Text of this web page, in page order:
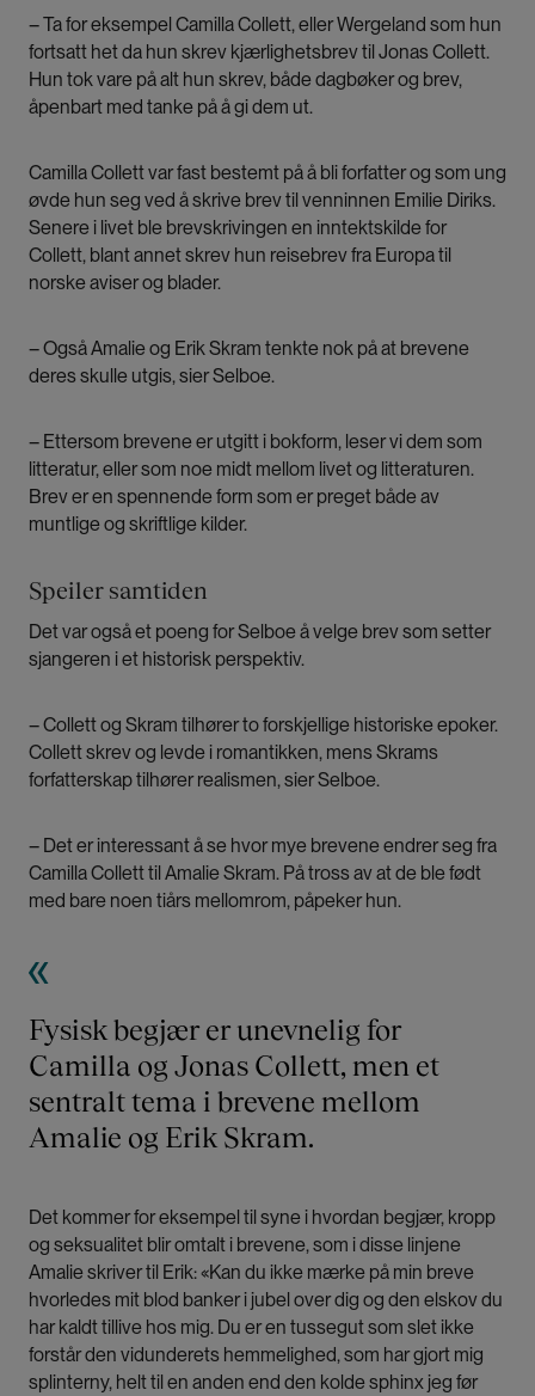
– Ta for eksempel Camilla Collett, eller Wergeland som hun
fortsatt het da hun skrev kjærlighetsbrev til Jonas Collett.
Hun tok vare på alt hun skrev, både dagbøker og brev,
åpenbart med tanke på å gi dem ut.
Camilla Collett var fast bestemt på å bli forfatter og som ung
øvde hun seg ved å skrive brev til venninnen Emilie Diriks.
Senere i livet ble brevskrivingen en inntektskilde for
Collett, blant annet skrev hun reisebrev fra Europa til
norske aviser og blader.
– Også Amalie og Erik Skram tenkte nok på at brevene
deres skulle utgis, sier Selboe.
– Ettersom brevene er utgitt i bokform, leser vi dem som
litteratur, eller som noe midt mellom livet og litteraturen.
Brev er en spennende form som er preget både av
muntlige og skriftlige kilder.
Speiler samtiden
Det var også et poeng for Selboe å velge brev som setter
sjangeren i et historisk perspektiv.
– Collett og Skram tilhører to forskjellige historiske epoker.
Collett skrev og levde i romantikken, mens Skrams
forfatterskap tilhører realismen, sier Selboe.
– Det er interessant å se hvor mye brevene endrer seg fra
Camilla Collett til Amalie Skram. På tross av at de ble født
med bare noen tiårs mellomrom, påpeker hun.
Fysisk begjær er unevnelig for
Camilla og Jonas Collett, men et
sentralt tema i brevene mellom
Amalie og Erik Skram.
Det kommer for eksempel til syne i hvordan begjær, kropp
og seksualitet blir omtalt i brevene, som i disse linjene
Amalie skriver til Erik: «Kan du ikke mærke på min breve
hvorledes mit blod banker i jubel over dig og den elskov du
har kaldt tillive hos mig. Du er en tussegut som slet ikke
forstår den vidunderets hemmelighed, som har gjort mig
splinterny, helt til en anden end den kolde sphinx jeg før